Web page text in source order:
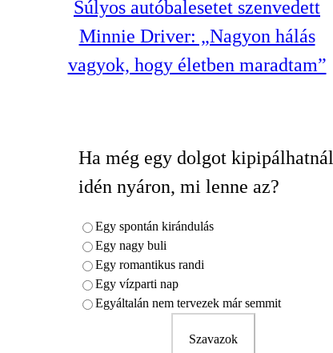
Súlyos autóbalesetet szenvedett
Minnie Driver: „Nagyon hálás
vagyok, hogy életben maradtam”
Ha még egy dolgot kipipálhatnál
idén nyáron, mi lenne az?
Egy spontán kirándulás
Egy nagy buli
Egy romantikus randi
Egy vízparti nap
Egyáltalán nem tervezek már semmit
Szavazok